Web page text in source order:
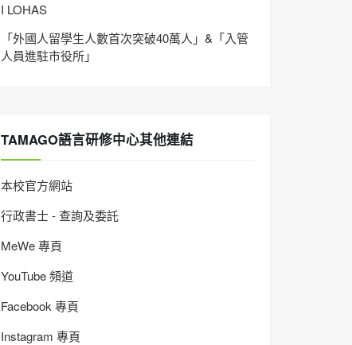
I LOHAS
「外國人留學生人數首次突破40萬人」&「入管
人員進駐市役所」
TAMAGO語言研修中心其他連結
本校官方網站
行政書士 - 查詢及委託
MeWe 專頁
YouTube 頻道
Facebook 專頁
Instagram 專頁